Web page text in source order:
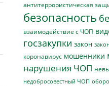
антитеррористическая
безопасность
взаимодействие с ЧОП
госзакупки закон
коронавирус мошенники
нарушения ЧОП
недобросовестный ЧОП